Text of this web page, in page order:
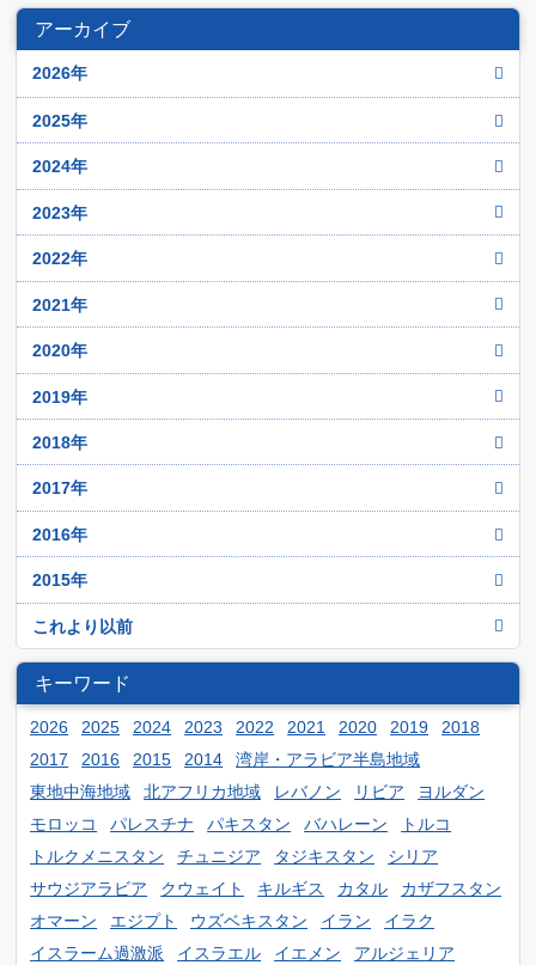
オマーン
カタル
クウェイト
サウジアラビア
バハレーン
パレスチナ
ヨルダン
レバノン
エジプト
チュニジア
モロッコ
リビア
アフガニスタン
イスラーム過激派
アーカイブ
2026年
12月
10月
8月
7月
6月
5月
4月
2月
1月
2025年
12月
10月
8月
7月
6月
5月
4月
2月
1月
2024年
12月
10月
8月
7月
6月
4月
3月
2月
1月
2023年
12月
10月
8月
7月
6月
5月
4月
2月
1月
2022年
12月
10月
8月
7月
6月
5月
4月
3月
2月
1月
2021年
12月
10月
8月
7月
6月
5月
4月
3月
2月
1月
2020年
12月
10月
8月
7月
6月
5月
4月
3月
2月
1月
2019年
12月
10月
8月
7月
6月
5月
4月
2月
1月
2018年
12月
10月
8月
7月
6月
4月
3月
2月
1月
2017年
12月
10月
8月
7月
6月
5月
4月
3月
1月
2016年
12月
10月
9月
8月
7月
6月
3月
2月
2015年
12月
11月
10月
9月
8月
6月
5月
4月
これより以前
キーワード
2026 2025 2024 2023 2022 2021 2020 2019
2018
2017
2016 2015 2014
湾岸・アラビア半島地域
東地中海地域
北アフリカ地域 レバノン リビア
ヨルダン
モロッコ
パレスチナ パキスタン バハレーン
トルコ
トルクメニスタン
チュニジア タジキスタン
シリア
サウジアラビア
クウェイト キルギス カタル
カザフスタン
オマーン
エジプト ウズベキスタン イラン
イラク
イスラーム過激派
イスラエル イエメン
アルジェリア